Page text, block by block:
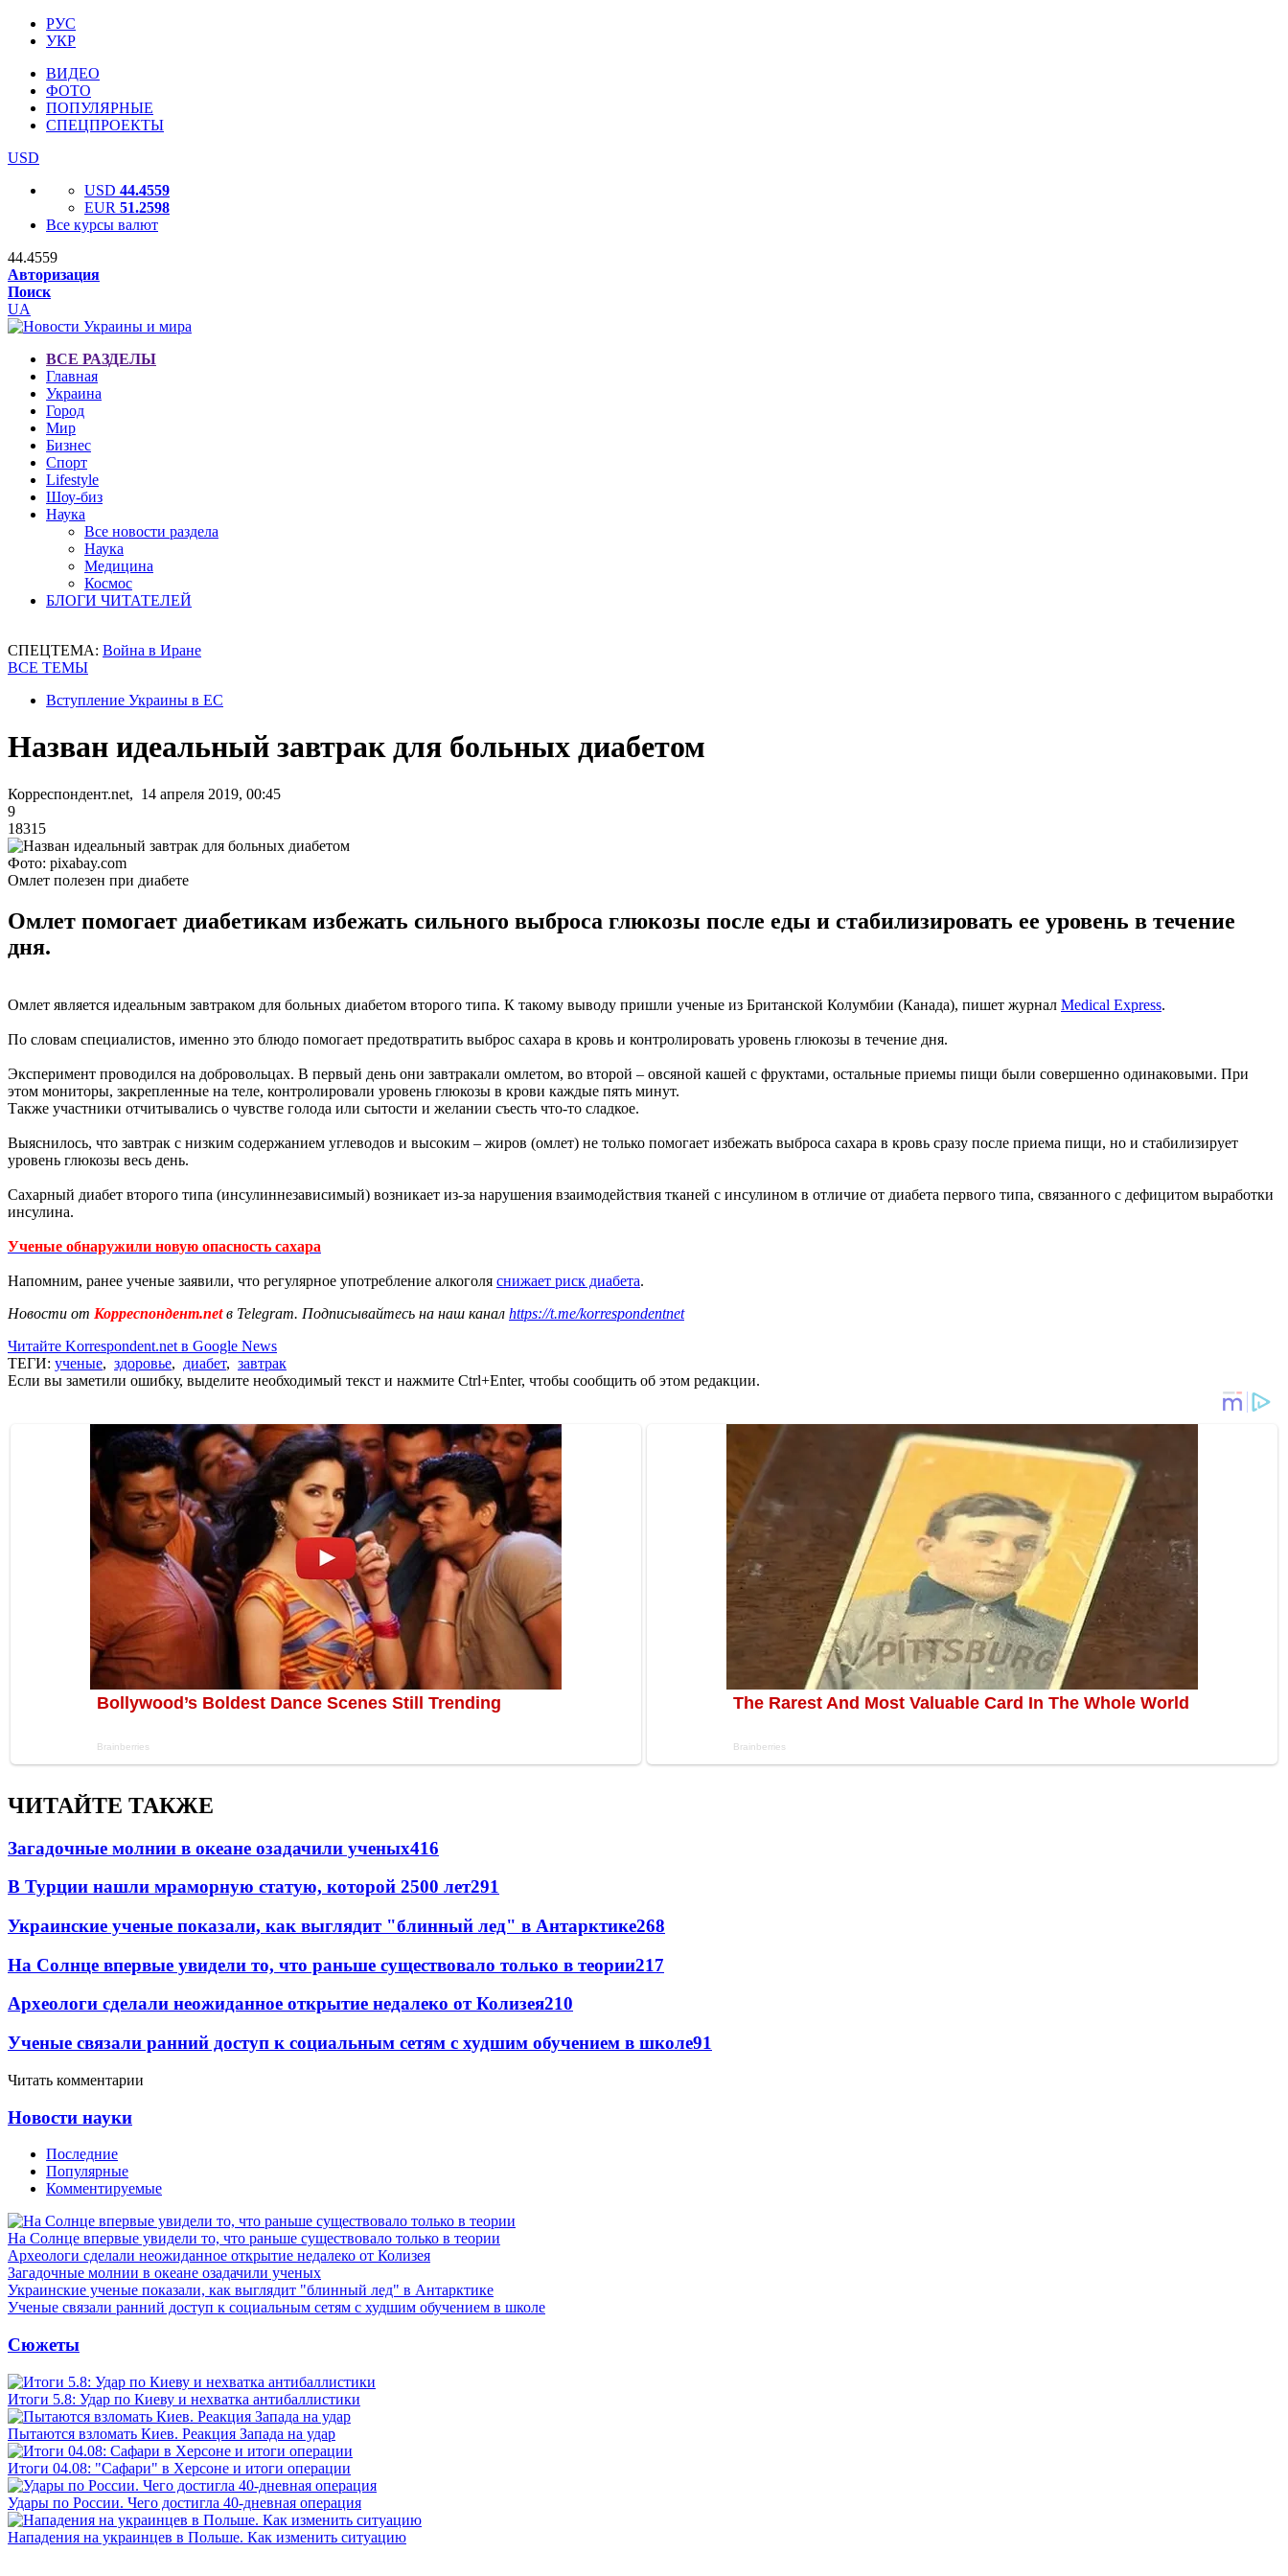
РУС
УКР
ВИДЕО
ФОТО
ПОПУЛЯРНЫЕ
СПЕЦПРОЕКТЫ
USD
USD 44.4559
EUR 51.2598
Все курсы валют
44.4559
Авторизация
Поиск
UA
ВСЕ РАЗДЕЛЫ
Главная
Украина
Город
Мир
Бизнес
Спорт
Lifestyle
Шоу-биз
Наука
Все новости раздела
Наука
Медицина
Космос
БЛОГИ ЧИТАТЕЛЕЙ
СПЕЦТЕМА: Война в Иране
ВСЕ ТЕМЫ
Вступление Украины в ЕС
Назван идеальный завтрак для больных диабетом
Корреспондент.net, 14 апреля 2019, 00:45
9
18315
Фото: pixabay.com
Омлет полезен при диабете
Омлет помогает диабетикам избежать сильного выброса глюкозы после еды и стабилизировать ее уровень в течение
дня.
Омлет является идеальным завтраком для больных диабетом второго типа. К такому выводу пришли ученые из Британской Колумбии (Канада), пишет журнал Medical Express.
По словам специалистов, именно это блюдо помогает предотвратить выброс сахара в кровь и контролировать уровень глюкозы в течение дня.
Эксперимент проводился на добровольцах. В первый день они завтракали омлетом, во второй – овсяной кашей с фруктами, остальные приемы пищи были совершенно одинаковыми. При
этом мониторы, закрепленные на теле, контролировали уровень глюкозы в крови каждые пять минут.
Также участники отчитывались о чувстве голода или сытости и желании съесть что-то сладкое.
Выяснилось, что завтрак с низким содержанием углеводов и высоким – жиров (омлет) не только помогает избежать выброса сахара в кровь сразу после приема пищи, но и стабилизирует
уровень глюкозы весь день.
Сахарный диабет второго типа (инсулиннезависимый) возникает из-за нарушения взаимодействия тканей с инсулином в отличие от диабета первого типа, связанного с дефицитом выработки
инсулина.
Ученые обнаружили новую опасность сахара
Напомним, ранее ученые заявили, что регулярное употребление алкоголя снижает риск диабета.
Новости от Корреспондент.netв Telegram. Подписывайтесь на наш канал https://t.me/korrespondentnet
Читайте Korrespondent.net в Google News
ТЕГИ: ученые, здоровье, диабет, завтрак
Если вы заметили ошибку, выделите необходимый текст и нажмите Ctrl+Enter, чтобы сообщить об этом редакции.
ЧИТАЙТЕ ТАКЖЕ
Загадочные молнии в океане озадачили ученых416
В Турции нашли мраморную статую, которой 2500 лет291
Украинские ученые показали, как выглядит "блинный лед" в Антарктике268
На Солнце впервые увидели то, что раньше существовало только в теории217
Археологи сделали неожиданное открытие недалеко от Колизея210
Ученые связали ранний доступ к социальным сетям с худшим обучением в школе91
Читать комментарии
Новости науки
Последние
Популярные
Комментируемые
На Солнце впервые увидели то, что раньше существовало только в теории
Археологи сделали неожиданное открытие недалеко от Колизея
Загадочные молнии в океане озадачили ученых
Украинские ученые показали, как выглядит "блинный лед" в Антарктике
Ученые связали ранний доступ к социальным сетям с худшим обучением в школе
Сюжеты
Итоги 5.8: Удар по Киеву и нехватка антибаллистики
Пытаются взломать Киев. Реакция Запада на удар
Итоги 04.08: "Сафари" в Херсоне и итоги операции
Удары по России. Чего достигла 40-дневная операция
Нападения на украинцев в Польше. Как изменить ситуацию